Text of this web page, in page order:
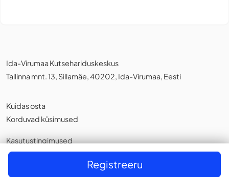
Registreeru
Ida-Virumaa Kutsehariduskeskus
Tallinna mnt. 13, Sillamäe, 40202, Ida-Virumaa, Eesti
Kuidas osta
Korduvad küsimused
Kasutustingimused
Privaatsuspoliitika,Küpsistest